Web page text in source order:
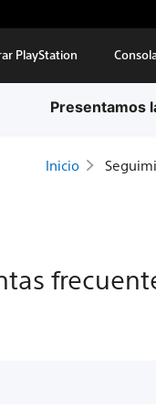
PlayStation
Inicio